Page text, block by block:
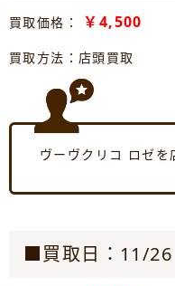
買取価格： ￥4,500
買取方法：店頭買取
ヴーヴクリコ ロゼを
■買取日：11/26